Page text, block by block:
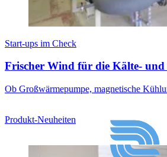
Start-ups im Check
Frischer Wind für die Kälte-
Ob Großwärmepumpe, magnetische
Produkt-Neuheiten